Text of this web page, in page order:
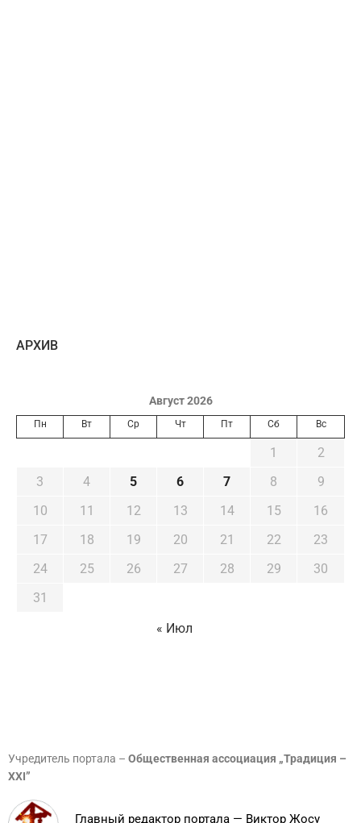
AРХИВ
Август 2026
Пн Вт Ср Чт Пт Сб Вс
1
2
3
4 5 6 7 8
9
10
11 12 13 14 15
16
17
18 19 20 21 22
23
24
25 26 27 28 29
30
31
« Июл
Учредитель портала – Общественная ассоциация „Традиция –
XXI”
Главный редактор портала — Виктор Жосу